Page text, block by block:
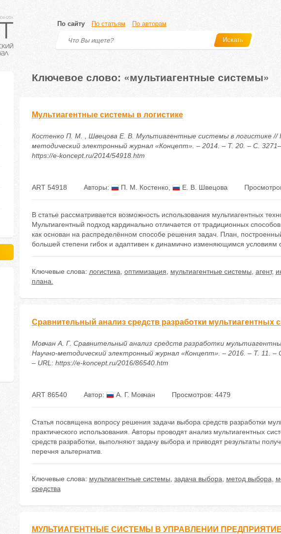
По сайту По статьям По авторам
Искать
Ключевое слово: «мультиагентные системы»
Мультиагентные системы в логистике
Костенко П. М. , Швецова Е. В. Мультиагентные системы в логистике //
методический электронный журнал «Концепт». – 2014. – Т. 20. – С.
https://e-koncept.ru/2014/54918.htm
ART 54918 Авторы: П. М. Костенко, Е. В. Швецова
В статье рассматривается возможность использования мультиагентных
Мультиагентный подход кардинально отличается от традиционных
как основан на распределённом способе решения задач. План,
большей степени гибок и адаптивен к динамично изменяющимся условиям
Ключевые слова: логистика оптимизация мультиагентные системы агент,
плана.
Сравнительный анализ средств разработки мультиагентных
Мовчан А. Г. Сравнительный анализ средств разработки
Научно-методический электронный журнал «Концепт». – 2016. – Т. 11. –
– URL: https://e-koncept.ru/2016/86540.htm
ART 86540 Автор: А. Г. Мовчан Просмотров: 4479
Статья посвящена вопросу решения задачи выбора средств разработки
практического использования. Авторы проводят анализ мультиагентных
средств разработки, выполняют задачу выбора и приводят результаты
перечня альтернатив.
Ключевые слова: мультиагентные системы задача выбора метод выбора
средства
МУЛЬТИАГЕНТНЫЕ СИСТЕМЫ В УПРАВЛЕНИИ